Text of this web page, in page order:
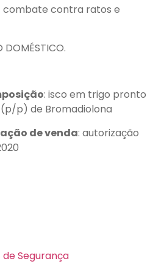
contra ratos e
: isco em trigo pronto
(p/p) de Bromadiolona
de venda: autorização
de Segurança